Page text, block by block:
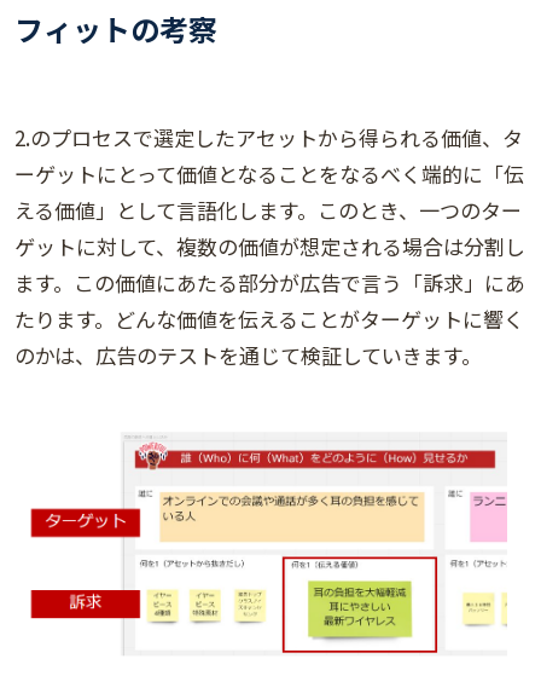
フィットの考察
2.のプロセスで選定したアセットから得られる価値、タ
ーゲットにとって価値となることをなるべく端的に「伝
える価値」として言語化します。このとき、一つのター
ゲットに対して、複数の価値が想定される場合は分割し
ます。この価値にあたる部分が広告で言う「訴求」にあ
たります。どんな価値を伝えることがターゲットに響く
のかは、広告のテストを通じて検証していきます。